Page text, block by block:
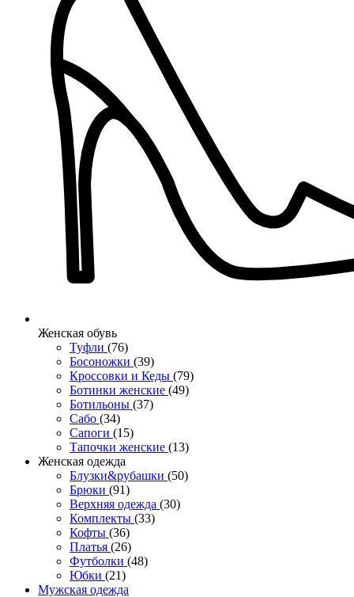
Женcкая обувь
Туфли (76)
Босоножки (39)
Кроссовки и Кеды (79)
Ботинки женские (49)
Ботильоны (37)
Сабо (34)
Сапоги (15)
Тапочки женские (13)
Женская одежда
Блузки&рубашки (50)
Брюки (91)
Верхняя одежда (30)
Комплекты (33)
Кофты (36)
Платья (26)
Футболки (48)
Юбки (21)
Мужская одежда